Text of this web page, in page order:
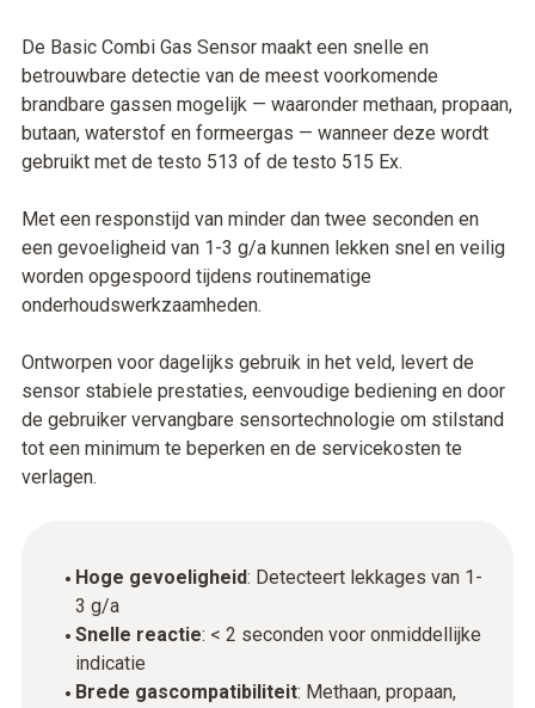
De Basic Combi Gas Sensor maakt een snelle en
betrouwbare detectie van de meest voorkomende
brandbare gassen mogelijk — waaronder methaan, propaan,
butaan, waterstof en formeergas — wanneer deze wordt
gebruikt met de testo 513 of de testo 515 Ex.
Met een responstijd van minder dan twee seconden en
een gevoeligheid van 1-3 g/a kunnen lekken snel en veilig
worden opgespoord tijdens routinematige
onderhoudswerkzaamheden.
Ontworpen voor dagelijks gebruik in het veld, levert de
sensor stabiele prestaties, eenvoudige bediening en door
de gebruiker vervangbare sensortechnologie om stilstand
tot een minimum te beperken en de servicekosten te
verlagen.
Hoge gevoeligheid: Detecteert lekkages van 1-
3 g/a
Snelle reactie: < 2 seconden voor onmiddellijke
indicatie
Brede gascompatibiliteit: Methaan, propaan,